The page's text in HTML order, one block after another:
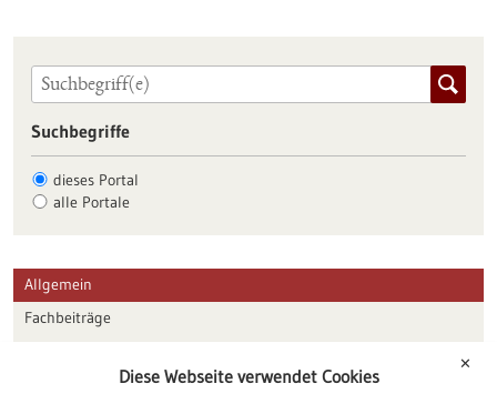
Suchbegriffe
dieses Portal
alle Portale
Allgemein
Fachbeiträge
Veranstaltungen
✕
Diese Webseite verwendet Cookies